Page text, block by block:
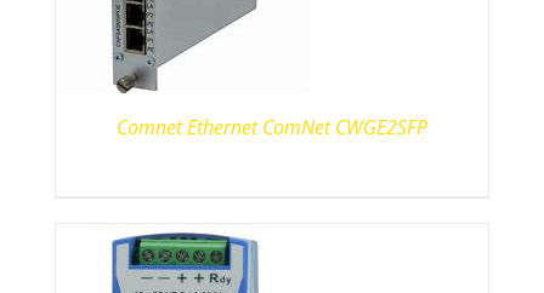
Comnet Ethernet ComNet CWGE2SFP